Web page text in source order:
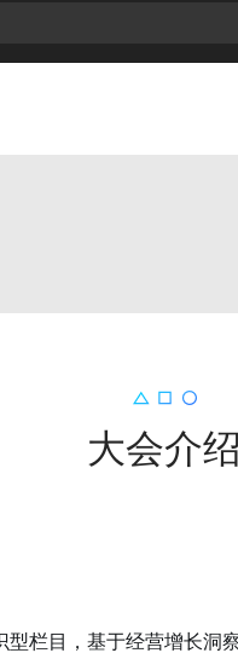
大会介绍
栏目，基于经营增长